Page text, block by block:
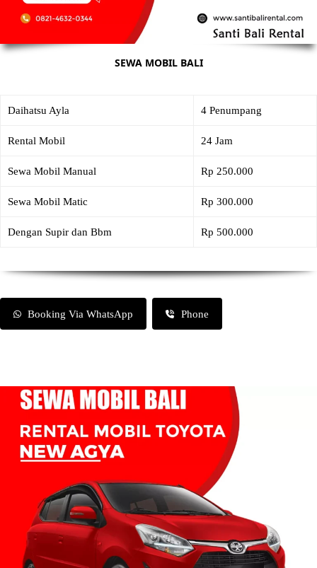
SEWA MOBIL BALI
Daihatsu Ayla 4 Penumpang
Rental Mobil 24 Jam
Sewa Mobil Manual Rp 250.000
Sewa Mobil Matic Rp 300.000
Dengan Supir dan Bbm Rp 500.000
Booking Via WhatsApp Phone